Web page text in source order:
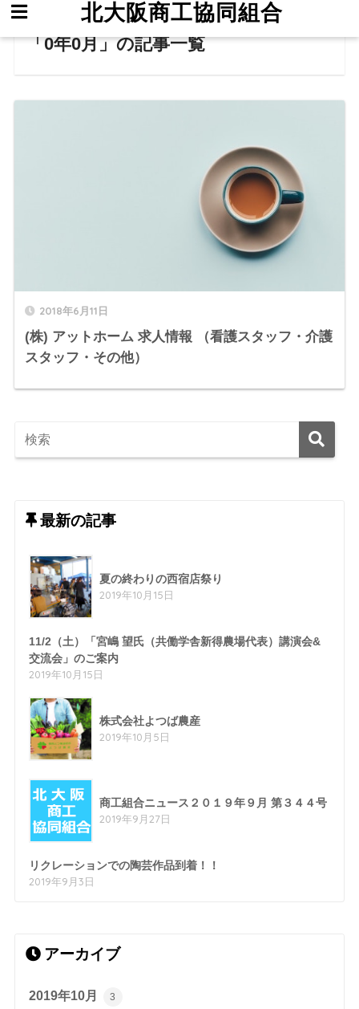
北大阪商工協同組合
0年
「0年0月」の記事一覧
2018年6月11日
(株) アットホーム 求人情報 （看護スタッフ・介護
スタッフ・その他）
最新の記事
夏の終わりの西宿店祭り
2019年10月15日
11/2（土）「宮嶋 望氏（共働学舎新得農場代表）講演会&
交流会」のご案内
2019年10月15日
株式会社よつば農産
2019年10月5日
商工組合ニュース２０１９年９月 第３４４号
2019年9月27日
リクレーションでの陶芸作品到着！！
2019年9月3日
アーカイブ
2019年10月 3